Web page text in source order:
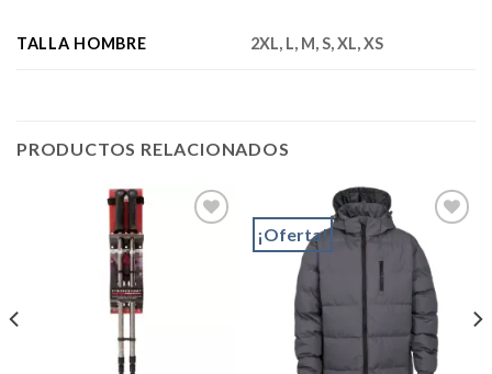
TALLA HOMBRE 2XL, L, M, S, XL, XS
PRODUCTOS RELACIONADOS
¡Oferta!
Add to
wishlist